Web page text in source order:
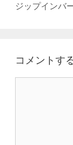
ゲ
ン
ジップインバ
コメントす